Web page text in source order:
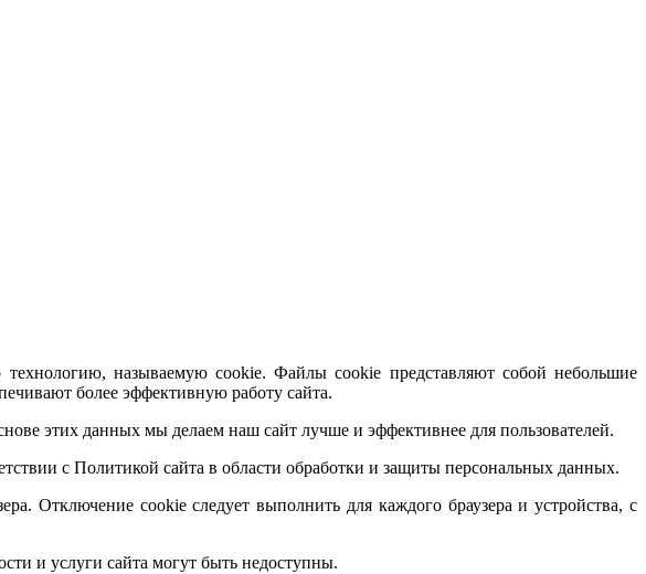
называемую cookie. Файлы cookie представляют собой небольшие
более эффективную работу сайта.
этих данных мы делаем наш сайт лучше и эффективнее для пользователей.
с Политикой сайта в области обработки и защиты персональных данных.
Отключение cookie следует выполнить для каждого браузера и устройства, с
и услуги сайта могут быть недоступны.